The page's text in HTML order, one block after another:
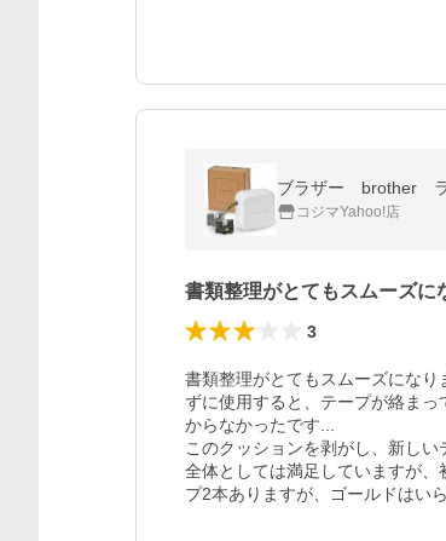
ブラザー brother ラ
コジマYahoo!店
書類整理がとてもスムーズ
3
書類整理がとてもスムーズにな
ずに使用すると、テープが絡ま
からなかったです...
このクッションを剥がし、新し
全体としては満足していますが
プ2本ありますが、ゴールドはい